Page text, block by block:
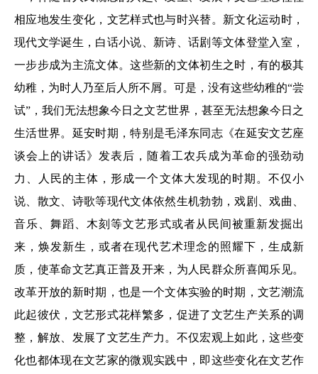
相应地发生变化，文艺样式也与时兴替。新文化运动时，
现代文学诞生，白话小说、新诗、话剧等文体登堂入室，
一步步成为主流文体。这些新的文体初生之时，有的极其
幼稚，为时人乃至后人所不屑。可是，没有这些幼稚的“尝
试”，我们无法想象今日之文艺世界，甚至无法想象今日之
生活世界。延安时期，特别是毛泽东同志《在延安文艺座
谈会上的讲话》发表后，随着工农兵成为革命的强劲动
力、人民的主体，形成一个文体大发现的时期。不仅小
说、散文、诗歌等现代文体依然生机勃勃，戏剧、戏曲、
音乐、舞蹈、木刻等文艺形式或者从民间被重新发掘出
来，焕发新生，或者在现代艺术理念的照耀下，生成新
质，使革命文艺真正普及开来，为人民群众所喜闻乐见。
改革开放的新时期，也是一个文体实验的时期，文艺潮流
此起彼伏，文艺形式花样繁多，促进了文艺生产关系的调
整，解放、发展了文艺生产力。不仅宏观上如此，这些变
化也都体现在文艺家的微观实践中，即这些变化在文艺作